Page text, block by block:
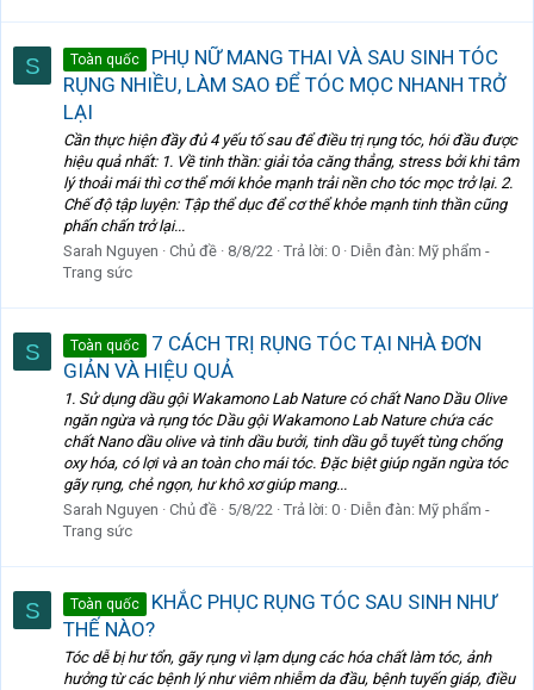
S Toàn quốc
PHỤ NỮ MANG THAI VÀ SAU SINH TÓC
RỤNG NHIỀU, LÀM SAO ĐỂ TÓC MỌC NHANH TRỞ
LẠI
Cần thực hiện đầy đủ 4 yếu tố sau để điều trị rụng tóc, hói đầu được
hiệu quả nhất: 1. Về tinh thần: giải tỏa căng thẳng, stress bởi khi tâm
lý thoải mái thì cơ thể mới khỏe mạnh trải nền cho tóc mọc trở lại. 2.
Chế độ tập luyện: Tập thể dục để cơ thể khỏe mạnh tinh thần cũng
phấn chấn trở lại...
Sarah Nguyen
Chủ đề 8/8/22 Trả lời: 0 Diễn đàn: Mỹ phẩm -
Trang sức
S Toàn quốc
7 CÁCH TRỊ RỤNG TÓC TẠI NHÀ ĐƠN
GIẢN VÀ HIỆU QUẢ
1. Sử dụng dầu gội Wakamono Lab Nature có chất Nano Dầu Olive
ngăn ngừa và rụng tóc Dầu gội Wakamono Lab Nature chứa các
chất Nano dầu olive và tinh dầu bưởi, tinh dầu gỗ tuyết tùng chống
oxy hóa, có lợi và an toàn cho mái tóc. Đặc biệt giúp ngăn ngừa tóc
gãy rụng, chẻ ngọn, hư khô xơ giúp mang...
Sarah Nguyen
Chủ đề 5/8/22 Trả lời: 0 Diễn đàn: Mỹ phẩm -
Trang sức
S Toàn quốc
KHẮC PHỤC RỤNG TÓC SAU SINH NHƯ
THẾ NÀO?
Tóc dễ bị hư tổn, gãy rụng vì lạm dụng các hóa chất làm tóc, ảnh
hưởng từ các bệnh lý như viêm nhiễm da đầu, bệnh tuyến giáp, điều